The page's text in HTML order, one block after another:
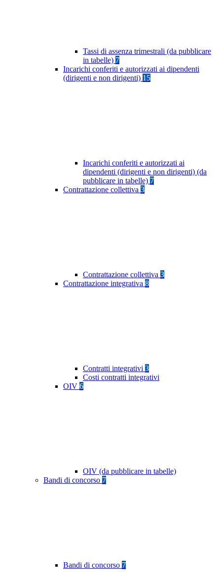
Tassi di assenza trimestrali (da pubblicare
in tabelle) 7
Incarichi conferiti e autorizzati ai dipendenti
(dirigenti e non dirigenti) 15
Incarichi conferiti e autorizzati ai
dipendenti (dirigenti e non dirigenti) (da
pubblicare in tabelle) 7
Contrattazione collettiva 3
Contrattazione collettiva 3
Contrattazione integrativa 8
Contratti integrativi 3
Costi contratti integrativi
OIV 6
OIV (da pubblicare in tabelle)
Bandi di concorso 7
Bandi di concorso 7